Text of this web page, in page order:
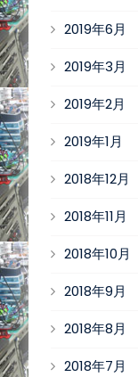
2019年6月
2019年3月
2019年2月
2019年1月
2018年12月
2018年11月
2018年10月
2018年9月
2018年8月
2018年7月